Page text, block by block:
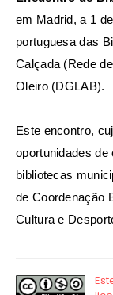
em Madrid, a 1
portuguesa das
Calçada (Rede
Oleiro (DGLAB).
Este encontro,
oportunidades
bibliotecas
de Coordenação
Cultura e